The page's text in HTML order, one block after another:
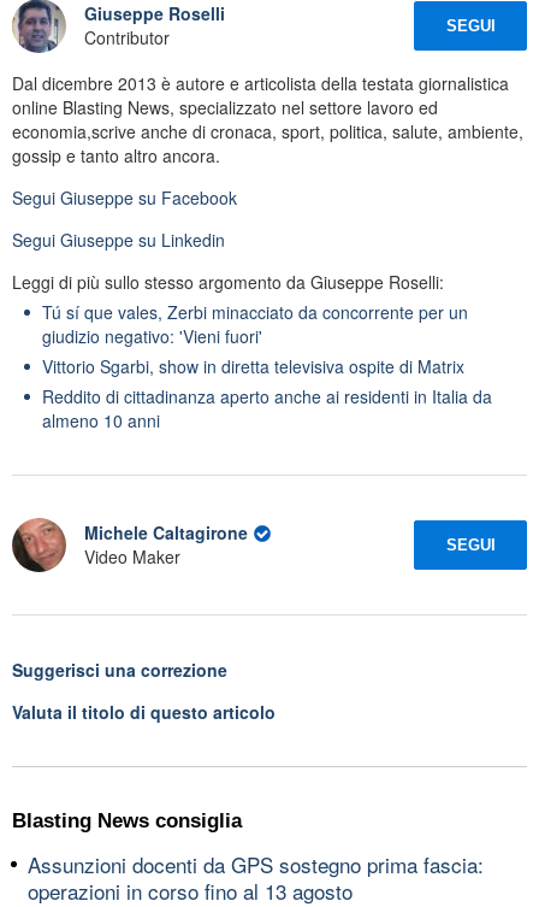
Giuseppe Roselli
Contributor
SEGUI
Dal dicembre 2013 è autore e articolista della testata giornalistica
online Blasting News, specializzato nel settore lavoro ed
economia,scrive anche di cronaca, sport, politica, salute, ambiente,
gossip e tanto altro ancora.
Segui Giuseppe su Facebook
Segui Giuseppe su Linkedin
Leggi di più sullo stesso argomento da Giuseppe Roselli:
Tú sí que vales, Zerbi minacciato da concorrente per un
giudizio negativo: 'Vieni fuori'
Vittorio Sgarbi, show in diretta televisiva ospite di Matrix
Reddito di cittadinanza aperto anche ai residenti in Italia da
almeno 10 anni
Michele Caltagirone
Video Maker
SEGUI
Suggerisci una correzione
Valuta il titolo di questo articolo
Blasting News consiglia
Assunzioni docenti da GPS sostegno prima fascia:
operazioni in corso fino al 13 agosto